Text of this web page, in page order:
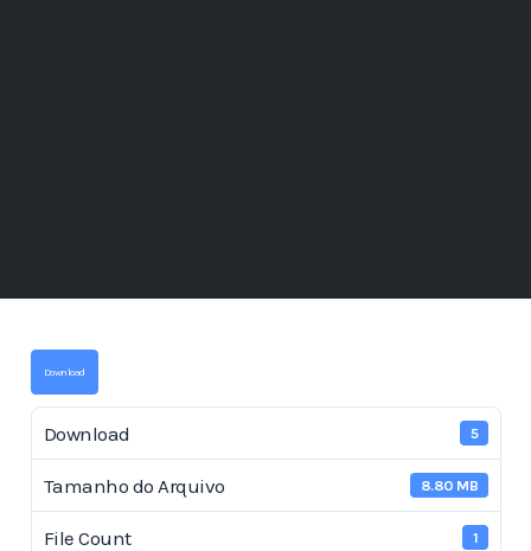
Download
Download 5
Tamanho do Arquivo 8.80 MB
File Count 1